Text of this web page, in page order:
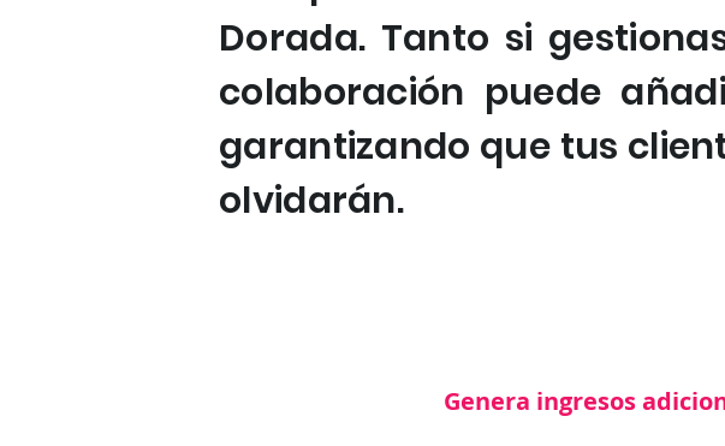
Dorada. Tanto si
colaboración puede
garantizando que tus
olvidarán.
Genera ingresos